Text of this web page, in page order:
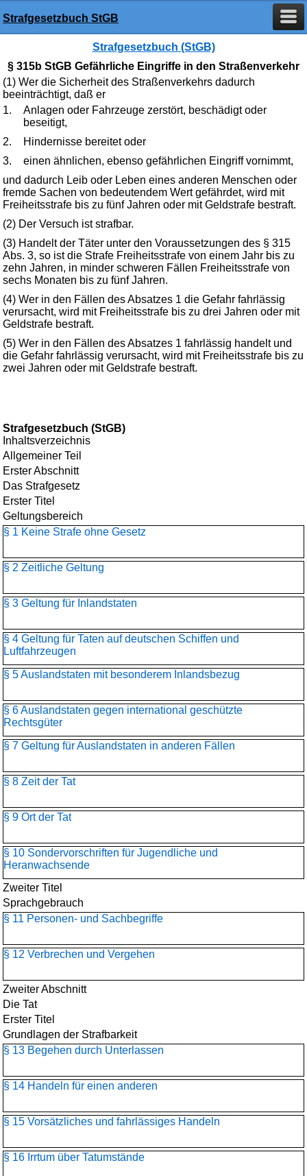
Strafgesetzbuch StGB
Strafgesetzbuch (StGB)
§ 315b StGB Gefährliche Eingriffe in den Straßenverkehr
(1) Wer die Sicherheit des Straßenverkehrs dadurch
beeinträchtigt, daß er
1.
Anlagen oder Fahrzeuge zerstört, beschädigt oder
beseitigt,
2.
Hindernisse bereitet oder
3.
einen ähnlichen, ebenso gefährlichen Eingriff vornimmt,
und dadurch Leib oder Leben eines anderen Menschen oder
fremde Sachen von bedeutendem Wert gefährdet, wird mit
Freiheitsstrafe bis zu fünf Jahren oder mit Geldstrafe bestraft.
(2) Der Versuch ist strafbar.
(3) Handelt der Täter unter den Voraussetzungen des § 315
Abs. 3, so ist die Strafe Freiheitsstrafe von einem Jahr bis zu
zehn Jahren, in minder schweren Fällen Freiheitsstrafe von
sechs Monaten bis zu fünf Jahren.
(4) Wer in den Fällen des Absatzes 1 die Gefahr fahrlässig
verursacht, wird mit Freiheitsstrafe bis zu drei Jahren oder mit
Geldstrafe bestraft.
(5) Wer in den Fällen des Absatzes 1 fahrlässig handelt und
die Gefahr fahrlässig verursacht, wird mit Freiheitsstrafe bis zu
zwei Jahren oder mit Geldstrafe bestraft.
Strafgesetzbuch (StGB)
Inhaltsverzeichnis
Allgemeiner Teil
Erster Abschnitt
Das Strafgesetz
Erster Titel
Geltungsbereich
§ 1 Keine Strafe ohne Gesetz
§ 2 Zeitliche Geltung
§ 3 Geltung für Inlandstaten
§ 4 Geltung für Taten auf deutschen Schiffen und
Luftfahrzeugen
§ 5 Auslandstaten mit besonderem Inlandsbezug
§ 6 Auslandstaten gegen international geschützte
Rechtsgüter
§ 7 Geltung für Auslandstaten in anderen Fällen
§ 8 Zeit der Tat
§ 9 Ort der Tat
§ 10 Sondervorschriften für Jugendliche und
Heranwachsende
Zweiter Titel
Sprachgebrauch
§ 11 Personen- und Sachbegriffe
§ 12 Verbrechen und Vergehen
Zweiter Abschnitt
Die Tat
Erster Titel
Grundlagen der Strafbarkeit
§ 13 Begehen durch Unterlassen
§ 14 Handeln für einen anderen
§ 15 Vorsätzliches und fahrlässiges Handeln
§ 16 Irrtum über Tatumstände